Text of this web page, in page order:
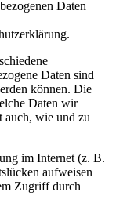
Daten
Daten sind
können. Die
Daten wir
auch, wie und zu
im Internet (z. B.
aufweisen
Zugriff durch